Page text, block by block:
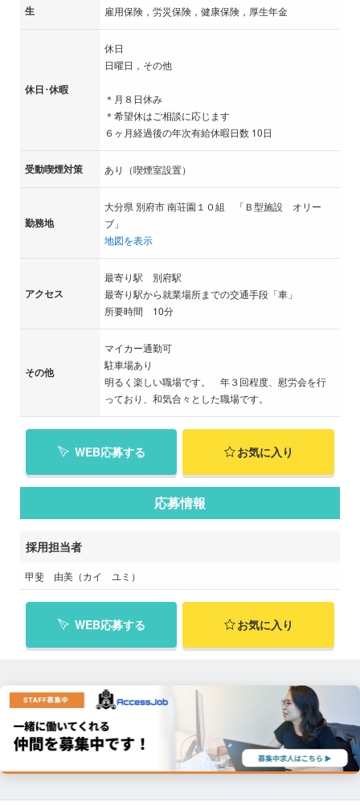
生
雇用保険，労災保険，健康保険，厚生年金
休日･休暇
休日
日曜日，その他
＊月８日休み
＊希望休はご相談に応じます
６ヶ月経過後の年次有給休暇日数 10日
受動喫煙対策 あり（喫煙室設置）
勤務地
大分県 別府市 南荘園１０組 「Ｂ型施設 オリー
ブ」
地図を表示
アクセス
最寄り駅 別府駅
最寄り駅から就業場所までの交通手段「車」
所要時間 10分
その他
マイカー通勤可
駐車場あり
明るく楽しい職場です。 年３回程度、慰労会を行
っており、和気合々とした職場です。
WEB応募する お気に入り
応募情報
採用担当者
甲斐 由美（カイ ユミ）
WEB応募する お気に入り